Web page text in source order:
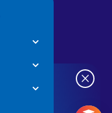
×